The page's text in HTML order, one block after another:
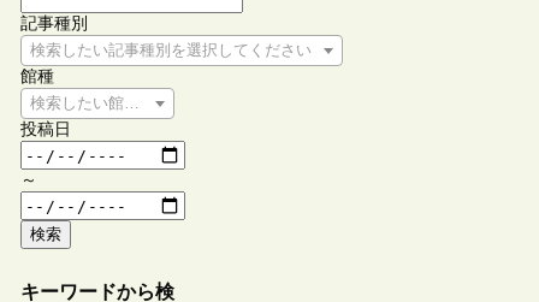
記事種別
検索したい記事種別を選択してください
館種
検索したい館種を選択してください
投稿日
～
検索
キーワードから検